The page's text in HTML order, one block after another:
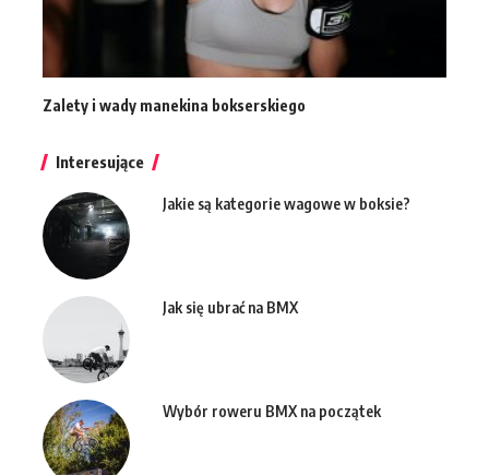
Zalety i wady manekina bokserskiego
Interesujące
Jakie są kategorie wagowe w boksie?
Jak się ubrać na BMX
Wybór roweru BMX na początek